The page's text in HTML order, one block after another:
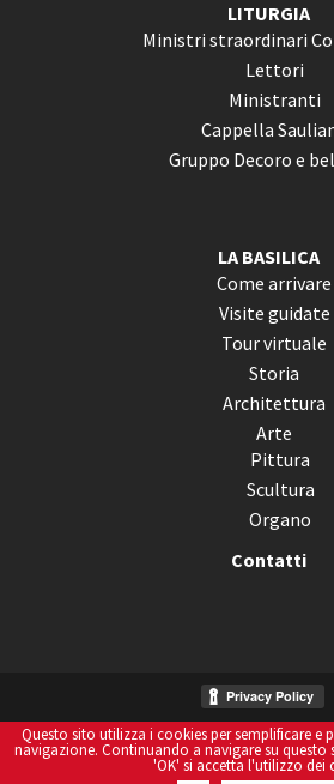
LITURGIA
Ministri straordinari
Lettori
Ministranti
Cappella
Gruppo Decoro e
LA BASILICA
Come arrivare
Visite guidate
Tour virtuale
Storia
Architettura
Arte
Pittura
Scultura
Organo
Contatti
Informativa Sui
Questo sito utilizza i cookies per semplificare e
navigazione. Continuando a navigare su
'OK' si accetta l'utilizzo dei